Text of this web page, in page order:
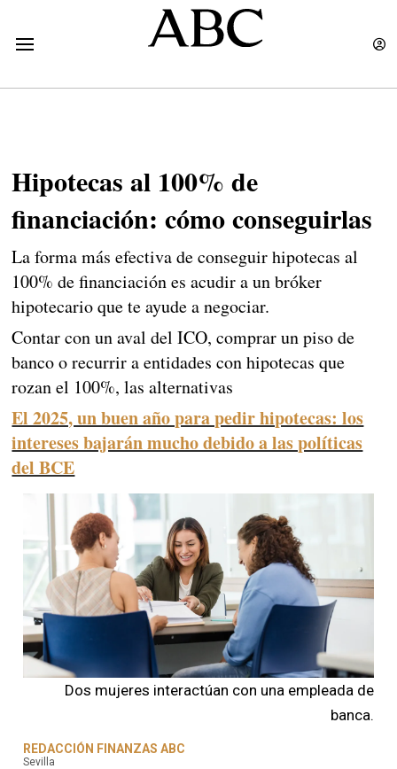
Hipotecas al 100% de
financiación: cómo conseguirlas
La forma más efectiva de conseguir hipotecas al
100% de financiación es acudir a un bróker
hipotecario que te ayude a negociar.
Contar con un aval del ICO, comprar un piso de
banco o recurrir a entidades con hipotecas que
rozan el 100%, las alternativas
El 2025, un buen año para pedir hipotecas: los
intereses bajarán mucho debido a las políticas
del BCE
Dos mujeres interactúan con una empleada de
banca.
REDACCIÓN FINANZAS ABC
Sevilla